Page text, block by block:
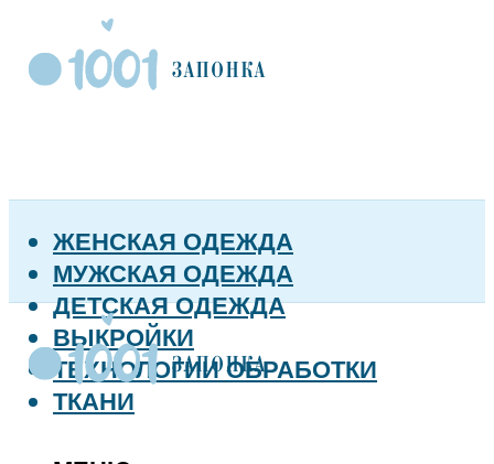
ЖЕНСКАЯ ОДЕЖДА
МУЖСКАЯ ОДЕЖДА
ДЕТСКАЯ ОДЕЖДА
ВЫКРОЙКИ
ТЕХНОЛОГИИ ОБРАБОТКИ
ТКАНИ